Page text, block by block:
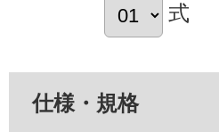
式
仕様・規格